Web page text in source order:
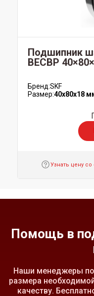
Подшипник
BECBP
Бренд:SKF
Размер:40x80x18
Узнать цену
Помощь в
Наши менеджеры
размера
качеству.